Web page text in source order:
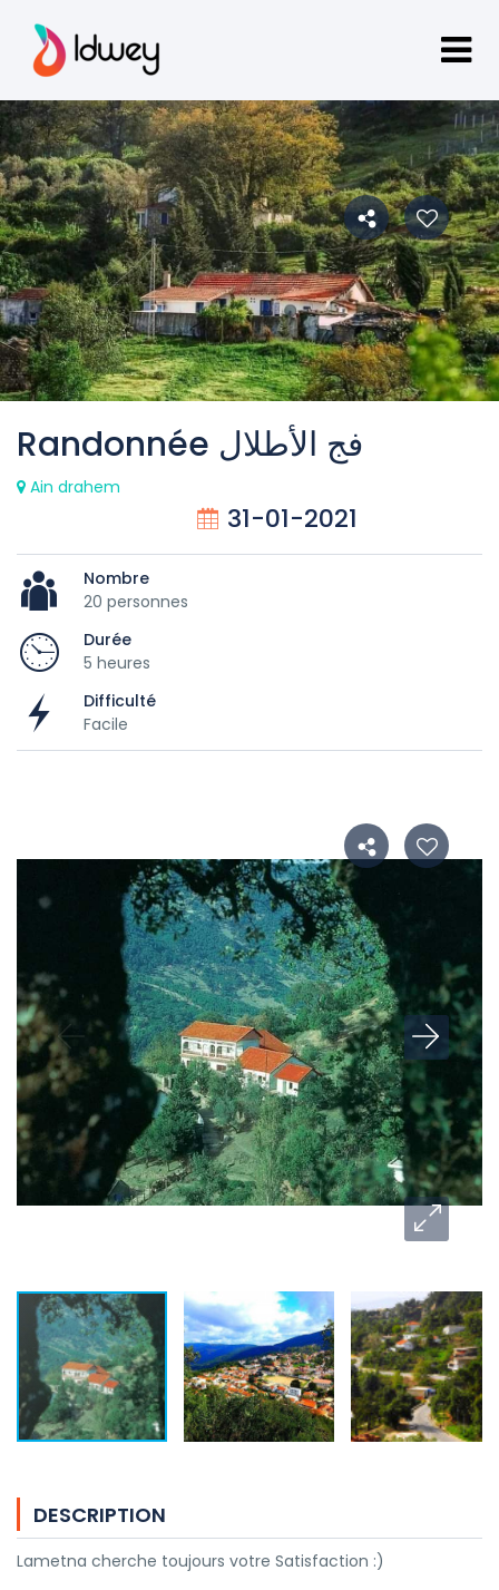
Randonnée فج الأطلال
Ain drahem
31-01-2021
Nombre
20 personnes
Durée
5 heures
Difficulté
Facile
DESCRIPTION
Lametna cherche toujours votre Satisfaction :)